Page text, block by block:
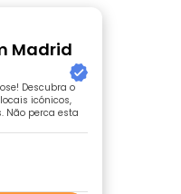
Madrid
Descubra o
icónicos,
Não perca esta